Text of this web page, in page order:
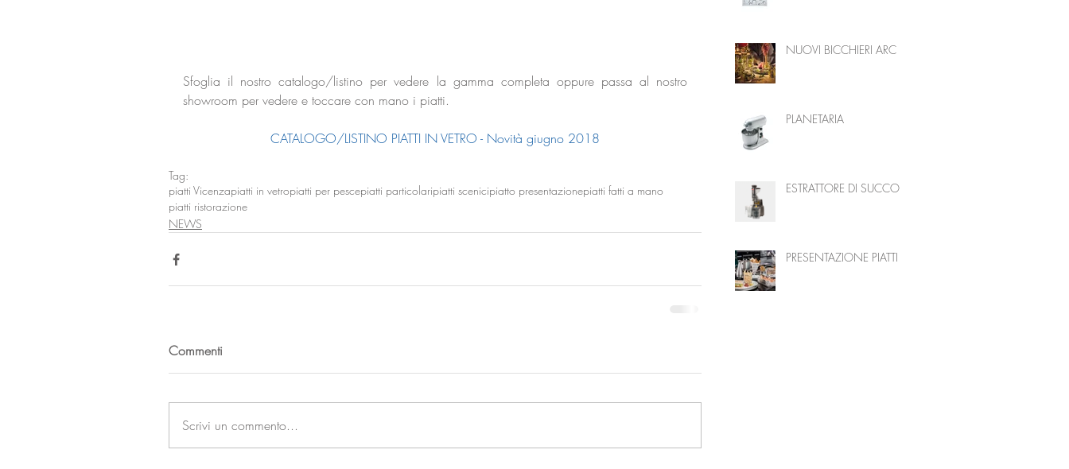
Sfoglia il nostro catalogo/listino per vedere la gamma completa oppure passa al nostro
showroom per vedere e toccare con mano i piatti.
CATALOGO/LISTINO PIATTI IN VETRO - Novità giugno 2018
Tag:
piatti Vicenzapiatti in vetropiatti per pescepiatti particolaripiatti scenicipiatto presentazionepiatti fatti a mano
piatti ristorazione
NEWS
Commenti
Scrivi un commento...
NUOVI BICCHIERI ARC
PLANETARIA
ESTRATTORE DI SUCCO
PRESENTAZIONE PIATTI